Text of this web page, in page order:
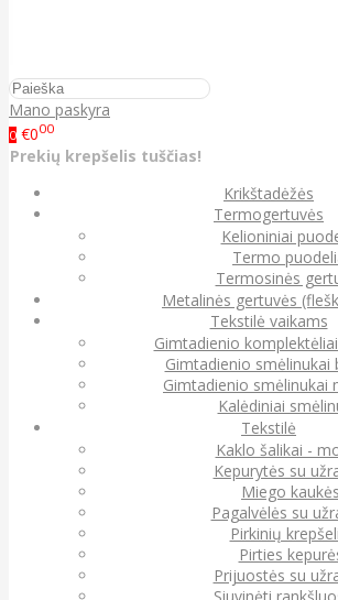
Mano paskyra
0 €000
Prekių krepšelis tuščias!
Krikštadėžės
Termogertuvės
Kelioniniai
Termo
Termosinės
Metalinės gertuvės
Tekstilė vaikams
Gimtadienio
Gimtadienio smėlinukai
Gimtadienio smėlinukai
Kalėdiniai
Tekstilė
Kaklo šalikai -
Kepurytės su
Miego kaukės
Pagalvėlės su
Pirkinių
Pirties
Prijuostės su
Siuvinėti